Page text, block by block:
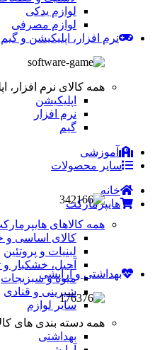
لوازم یدکی
لوازم مصرفی
نرم افزار، اپلیکیشن و گیم
همه کالای نرم افزار،
اپلیکیشن
نرم افزار
گیم
آموزشی
سایر محصولات
خانه
هایپرمارکت
همه کالاهای
کالای اساسی و
لبنیات و پروتئین
آجیل، خشکبار و
میوه و سبزیجات
شیرینی و قنادی
سایر لوازم
بهداشتی و آرایشی
همه دسته بندی های
بهداشتی